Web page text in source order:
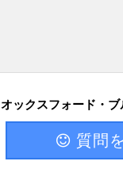
オックスフォード・
質問